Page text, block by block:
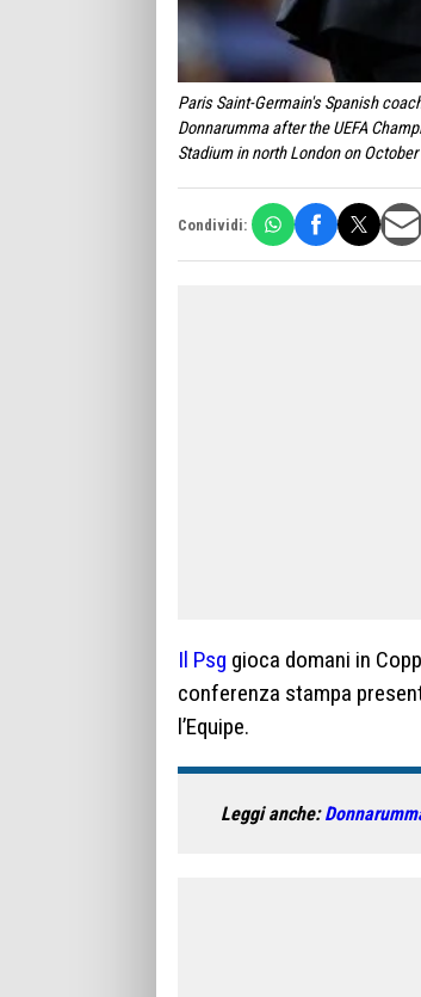
Paris Saint-Germain's Spanish
Donnarumma after the UEFA
Stadium in north London on
Condividi:
Il Psg gioca domani in
conferenza stampa
l’Equipe.
Leggi anche: